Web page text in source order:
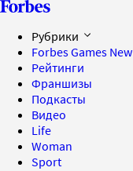
Рубрики
Forbes Games New
Рейтинги
Франшизы
Подкасты
Видео
Life
Woman
Sport